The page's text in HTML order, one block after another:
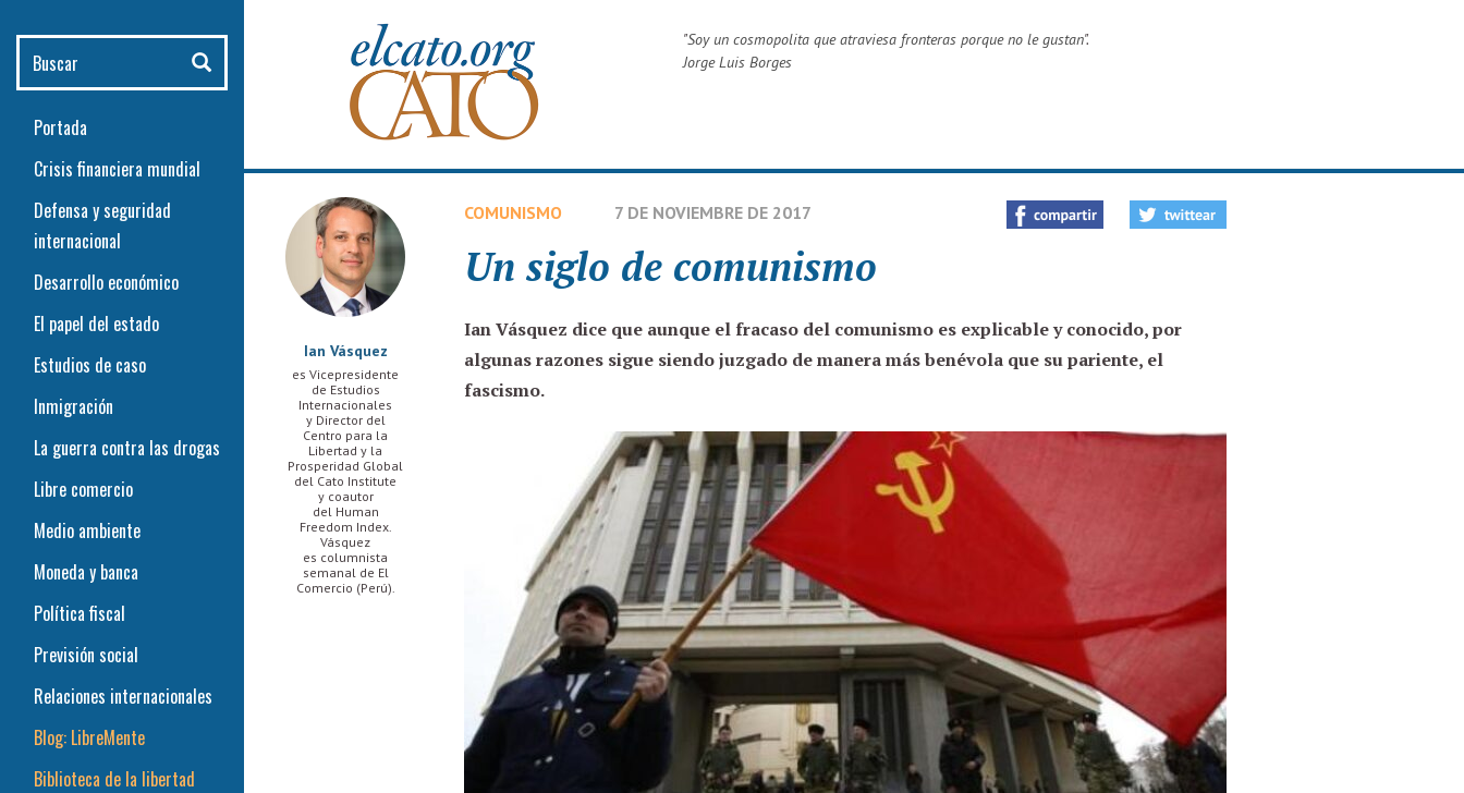
"Soy un cosmopolita que atraviesa fronteras porque no le gustan".
Jorge Luis Borges
Ian Vásquez
es Vicepresidente
de Estudios
Internacionales
y Director del
Centro para la
Libertad y la
Prosperidad Global
del Cato Institute
y coautor
del Human
Freedom Index.
Vásquez
es columnista
semanal de El
Comercio (Perú).
COMUNISMO 7 DE NOVIEMBRE DE 2017
Un siglo de comunismo
Ian Vásquez dice que aunque el fracaso del comunismo es explicable y conocido, por
algunas razones sigue siendo juzgado de manera más benévola que su pariente, el
fascismo.
Buscar
Portada
Crisis financiera mundial
Defensa y seguridad
internacional
Desarrollo económico
El papel del estado
Estudios de caso
Inmigración
La guerra contra las drogas
Libre comercio
Medio ambiente
Moneda y banca
Política fiscal
Previsión social
Relaciones internacionales
Blog: LibreMente
Biblioteca de la libertad